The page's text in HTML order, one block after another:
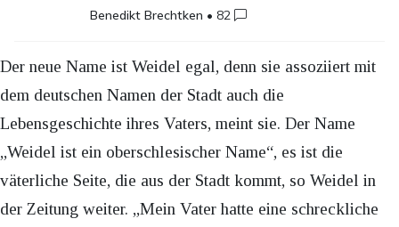
Benedikt Brechtken • 82
Der neue Name ist Weidel egal, denn sie assoziiert mit
dem deutschen Namen der Stadt auch die
Lebensgeschichte ihres Vaters, meint sie. Der Name
„Weidel ist ein oberschlesischer Name“, es ist die
väterliche Seite, die aus der Stadt kommt, so Weidel in
der Zeitung weiter. „Mein Vater hatte eine schreckliche